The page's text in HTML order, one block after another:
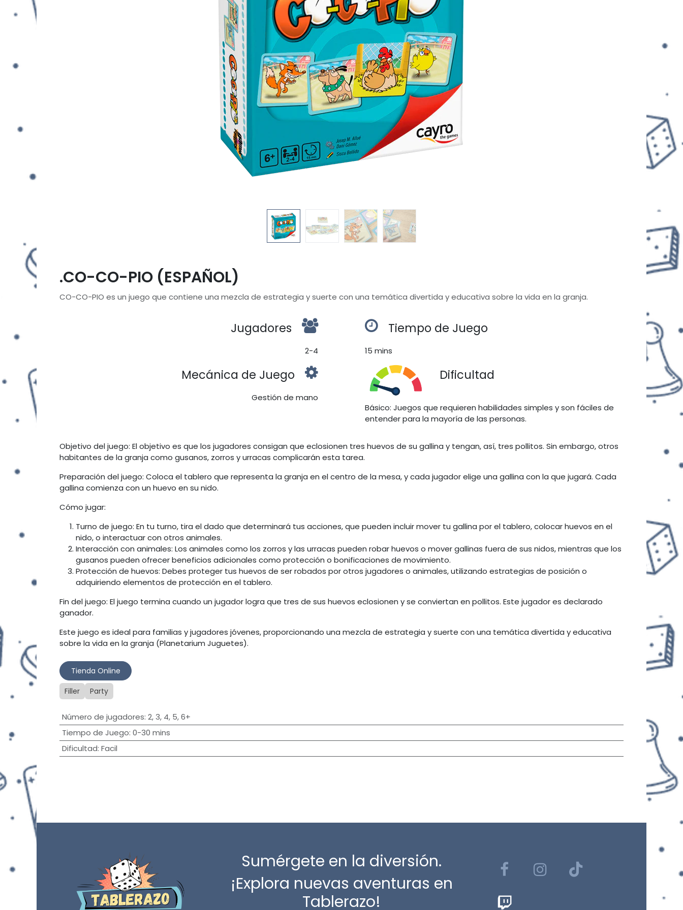
.CO-CO-PIO (ESPAÑOL)
CO-CO-PIO es un juego que contiene una mezcla de estrategia y suerte con una temática divertida y educativa sobre la vida en la granja​.
Jugadores
2-4
Mecánica de Juego
Gestión de mano
Tiempo de Juego
15 mins
Dificultad
Básico: Juegos que requieren habilidades simples y son fáciles de
entender para la mayoría de las personas.
Objetivo del juego: El objetivo es que los jugadores consigan que eclosionen tres huevos de su gallina y tengan, así, tres pollitos. Sin embargo, otros
habitantes de la granja como gusanos, zorros y urracas complicarán esta tarea.
Preparación del juego: Coloca el tablero que representa la granja en el centro de la mesa, y cada jugador elige una gallina con la que jugará. Cada
gallina comienza con un huevo en su nido.
Cómo jugar:
Turno de juego: En tu turno, tira el dado que determinará tus acciones, que pueden incluir mover tu gallina por el tablero, colocar huevos en el
nido, o interactuar con otros animales.
Interacción con animales: Los animales como los zorros y las urracas pueden robar huevos o mover gallinas fuera de sus nidos, mientras que los
gusanos pueden ofrecer beneficios adicionales como protección o bonificaciones de movimiento.
Protección de huevos: Debes proteger tus huevos de ser robados por otros jugadores o animales, utilizando estrategias de posición o
adquiriendo elementos de protección en el tablero.
Fin del juego: El juego termina cuando un jugador logra que tres de sus huevos eclosionen y se conviertan en pollitos. Este jugador es declarado
ganador.
Este juego es ideal para familias y jugadores jóvenes, proporcionando una mezcla de estrategia y suerte con una temática divertida y educativa
sobre la vida en la granja​ (Planetarium Juguetes)​.
Tienda Online​
Filler Party
Número de jugadores: 2,3, 4, 5,6+
Tiempo de Juego: 0-30 mins
Dificultad: Facil
Sumérgete en la diversión.
¡Explora nuevas aventuras en
Tablerazo!